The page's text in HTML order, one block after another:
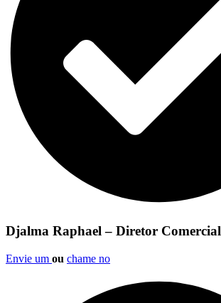
Djalma Raphael – Diretor Comercial
Envie um ou chame no